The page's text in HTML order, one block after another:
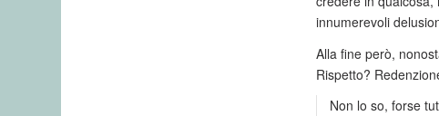
innumerevoli
Alla fine però,
Rispetto?
Non lo so, forse